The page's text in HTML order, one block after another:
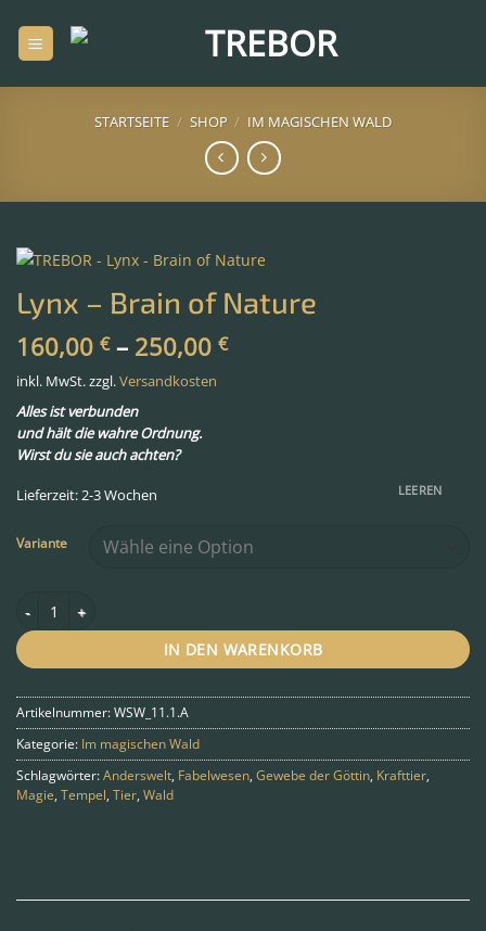
Inhalt
springen
STARTSEITE / SHOP / IM MAGISCHEN WALD
Lynx – Brain of Nature
160,00 €– 250,00 €
inkl. MwSt.zzgl.Versandkosten
Alles ist verbunden
und hält die wahre Ordnung.
Wirst du sie auch achten?
Lieferzeit: 2-3 Wochen
Variante
LEEREN
IN DEN WARENKORB
Artikelnummer: WSW_11.1.A
Kategorie: Im magischen Wald
Schlagwörter: Anderswelt, Fabelwesen, Gewebe der Göttin, Krafttier,
Magie, Tempel, Tier, Wald